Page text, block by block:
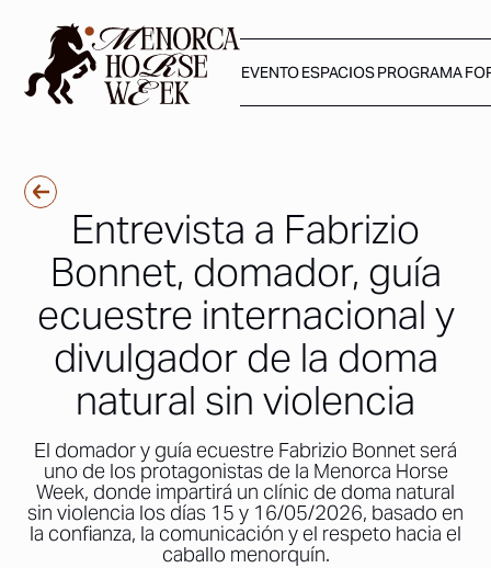
EVENTOESPACIOSPROGRAMA
Entrevista a Fabrizio
Bonnet, domador, guía
ecuestre internacional y
divulgador de la doma
natural sin violencia
El domador y guía ecuestre Fabrizio Bonnet será
uno de los protagonistas de la Menorca Horse
Week, donde impartirá un clínic de doma natural
sin violencia los días 15 y 16/05/2026, basado en
la confianza, la comunicación y el respeto hacia el
caballo menorquín.